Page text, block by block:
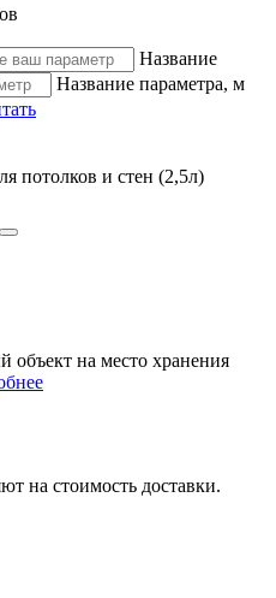
Название
Название параметра, м
потолков и стен (2,5л)
объект на место хранения
на стоимость доставки.